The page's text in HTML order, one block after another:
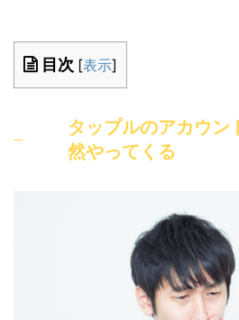
目次 [表示]
タップルのアカウン
然やってくる